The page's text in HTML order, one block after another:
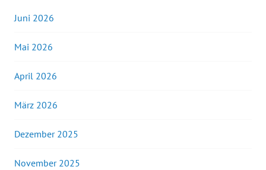
Juni 2026
Mai 2026
April 2026
März 2026
Dezember 2025
November 2025